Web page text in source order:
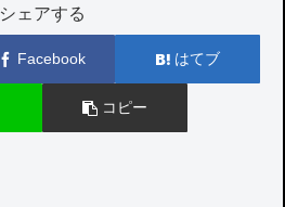
シェアする
Facebook はてブ
コピー